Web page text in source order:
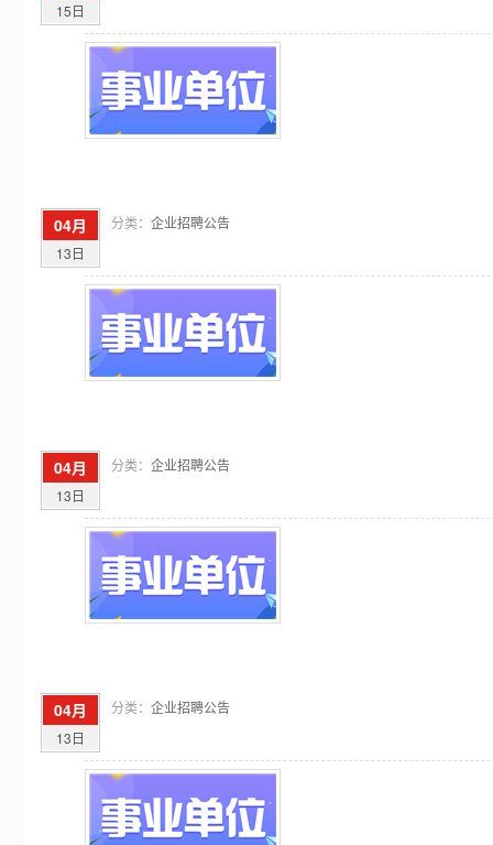
15日
04月
13日
分类： 企业招聘公告
04月
13日
分类： 企业招聘公告
04月
13日
分类： 企业招聘公告